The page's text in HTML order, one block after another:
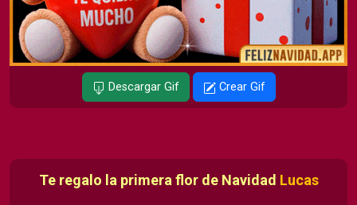
Descargar Gif Crear Gif
Te regalo la primera flor de Navidad Lucas